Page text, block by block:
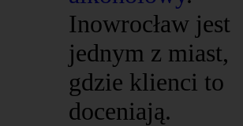
Inowrocław jest
jednym z miast,
gdzie klienci to
doceniają.